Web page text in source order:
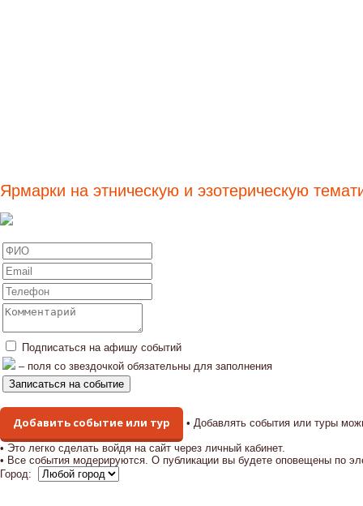
Ярмарки на этническую и эзотерическую
Подписаться на афишу событий
– поля со звездочкой обязательны для заполнения
Добавить событие или тур • Добавлять события или туры
• Это легко сделать войдя на сайт через личный кабинет.
• Все события модерируются. О публикации вы будете оповещены по
Город: